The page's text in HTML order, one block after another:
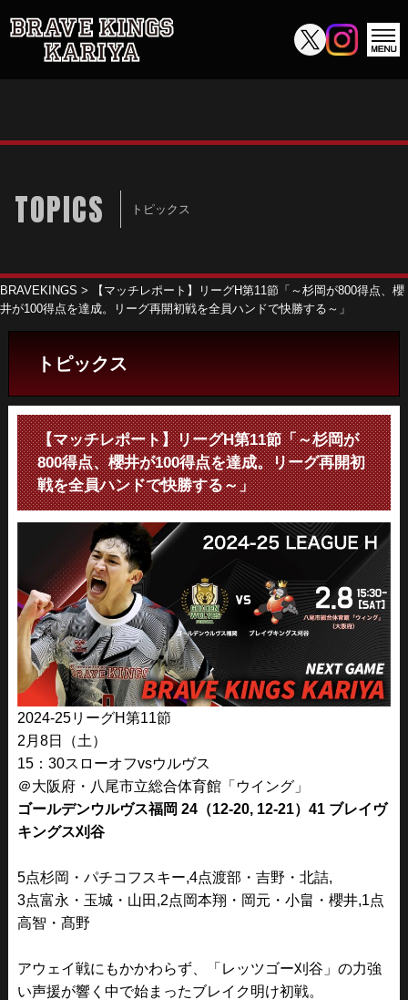
TOPICS トピックス
BRAVEKINGS >
【マッチレポート】リーグH第11節「～杉岡が800得点、櫻
井が100得点を達成。リーグ再開初戦を全員ハンドで快勝する～」
トピックス
【マッチレポート】リーグH第11節「～杉岡が
800得点、櫻井が100得点を達成。リーグ再開初
戦を全員ハンドで快勝する～」
2024-25リーグH第11節
2月8日（土）
15：30スローオフvsウルヴス
＠大阪府・八尾市立総合体育館「ウイング」
ゴールデンウルヴス福岡 24（12-20, 12-21）41 ブレイヴ
キングス刈谷
5点杉岡・パチコフスキー,4点渡部・吉野・北詰,
3点富永・玉城・山田,2点岡本翔・岡元・小畠・櫻井,1点
高智・髙野
アウェイ戦にもかかわらず、「レッツゴー刈谷」の力強
い声援が響く中で始まったブレイク明け初戦。